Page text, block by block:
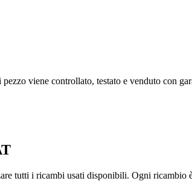
pezzo viene controllato, testato e venduto con
tutti i ricambi usati disponibili. Ogni ricambio